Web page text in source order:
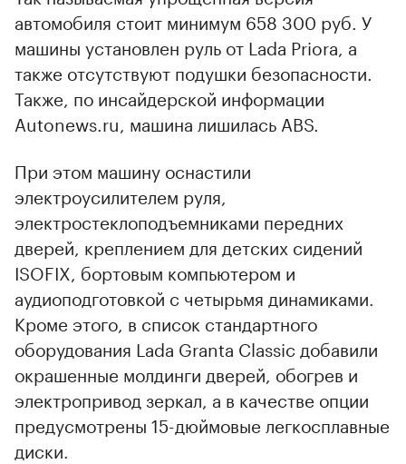
автомобиля стоит минимум 658 300 руб. У
машины установлен руль от Lada Priora, а
также отсутствуют подушки безопасности.
Также, по инсайдерской информации
Autonews.ru, машина лишилась ABS.
При этом машину оснастили
электроусилителем руля,
электростеклоподъемниками передних
дверей, креплением для детских сидений
ISOFIX, бортовым компьютером и
аудиоподготовкой с четырьмя динамиками.
Кроме этого, в список стандартного
оборудования Lada Granta Classic добавили
окрашенные молдинги дверей, обогрев и
электропривод зеркал, а в качестве опции
предусмотрены 15-дюймовые легкосплавные
диски.